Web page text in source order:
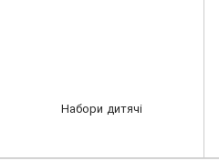
Набори дитячі